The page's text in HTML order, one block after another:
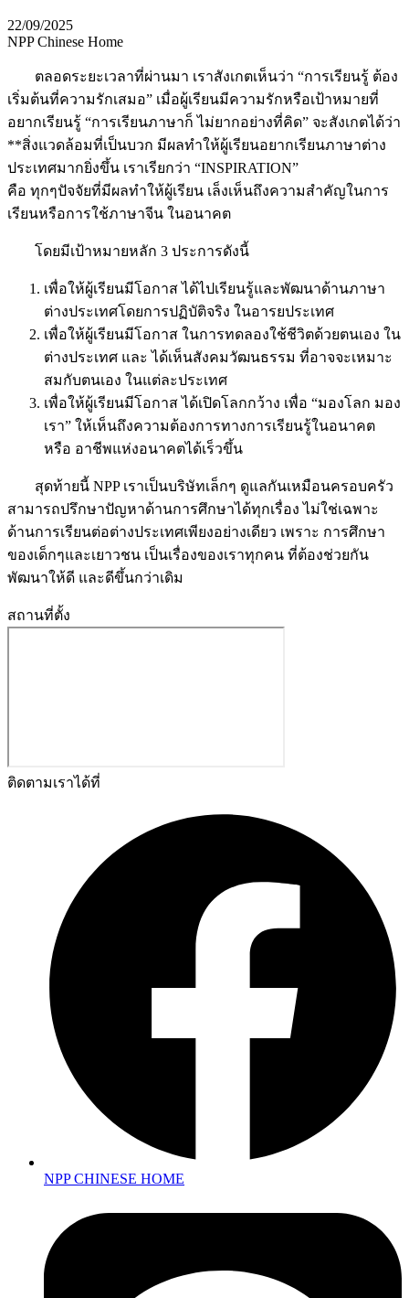
22/09/2025
NPP Chinese Home
ตลอดระยะเวลาที่ผ่านมา เราสังเกตเห็นว่า “การเรียนรู้ ต้อง
เริ่มต้นที่ความรักเสมอ” เมื่อผู้เรียนมีความรักหรือเป้าหมายที่
อยากเรียนรู้ “การเรียนภาษาก็ ไม่ยากอย่างที่คิด” จะสังเกตได้ว่า
**สิ่งแวดล้อมที่เป็นบวก มีผลทำให้ผู้เรียนอยากเรียนภาษาต่าง
ประเทศมากยิ่งขึ้น เราเรียกว่า “INSPIRATION”
คือ ทุกๆปัจจัยที่มีผลทำให้ผู้เรียน เล็งเห็นถึงความสำคัญในการ
เรียนหรือการใช้ภาษาจีน ในอนาคต
โดยมีเป้าหมายหลัก 3 ประการดังนี้
เพื่อให้ผู้เรียนมีโอกาส ได้ไปเรียนรู้และพัฒนาด้านภาษา
ต่างประเทศโดยการปฏิบัติจริง ในอารยประเทศ
เพื่อให้ผู้เรียนมีโอกาส ในการทดลองใช้ชีวิตด้วยตนเอง ใน
ต่างประเทศ และ ได้เห็นสังคมวัฒนธรรม ที่อาจจะเหมาะ
สมกับตนเอง ในแต่ละประเทศ
เพื่อให้ผู้เรียนมีโอกาส ได้เปิดโลกกว้าง เพื่อ “มองโลก มอง
เรา” ให้เห็นถึงความต้องการทางการเรียนรู้ในอนาคต
หรือ อาชีพแห่งอนาคตได้เร็วขึ้น
สุดท้ายนี้ NPP เราเป็นบริษัทเล็กๆ ดูแลกันเหมือนครอบครัว
สามารถปรึกษาปัญหาด้านการศึกษาได้ทุกเรื่อง ไม่ใช่เฉพาะ
ด้านการเรียนต่อต่างประเทศเพียงอย่างเดียว เพราะ การศึกษา
ของเด็กๆและเยาวชน เป็นเรื่องของเราทุกคน ที่ต้องช่วยกัน
พัฒนาให้ดี และดีขึ้นกว่าเดิม
สถานที่ตั้ง
ติดตามเราได้ที่
NPP CHINESE HOME